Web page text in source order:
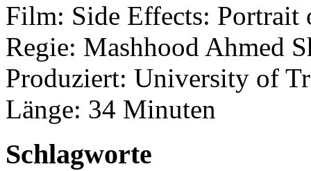
Film: Side Effects:
Regie: Mashhood Ahmed
Produziert: University of
Länge: 34 Minuten
Schlagworte